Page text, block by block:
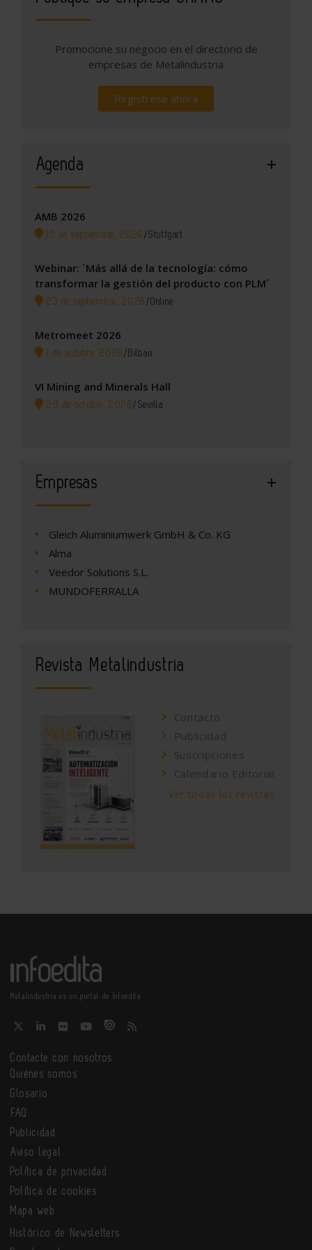
Promocione su negocio en el directorio de
empresas de Metalindustria
Regístrese ahora
Agenda
AMB 2026
15 de septiembre, 2026 /Stuttgart
Webinar: ´Más allá de la tecnología: cómo
transformar la gestión del producto con PLM´
23 de septiembre, 2026 /Online
Metromeet 2026
1 de octubre, 2026 / Bilbao
VI Mining and Minerals Hall
20 de octubre, 2026/ Sevilla
Empresas
Gleich Aluminiumwerk GmbH & Co. KG
Alma
Veedor Solutions S.L.
MUNDOFERRALLA
Revista Metalindustria
Contacto
Publicidad
Suscripciones
Calendario Editorial
Ver todas las revistas
Metalindustria es un portal de Infoedita
Contacte con nosotros
Quiénes somos
Glosario
FAQ
Publicidad
Aviso legal
Política de privacidad
Política de cookies
Mapa web
Histórico de Newsletters